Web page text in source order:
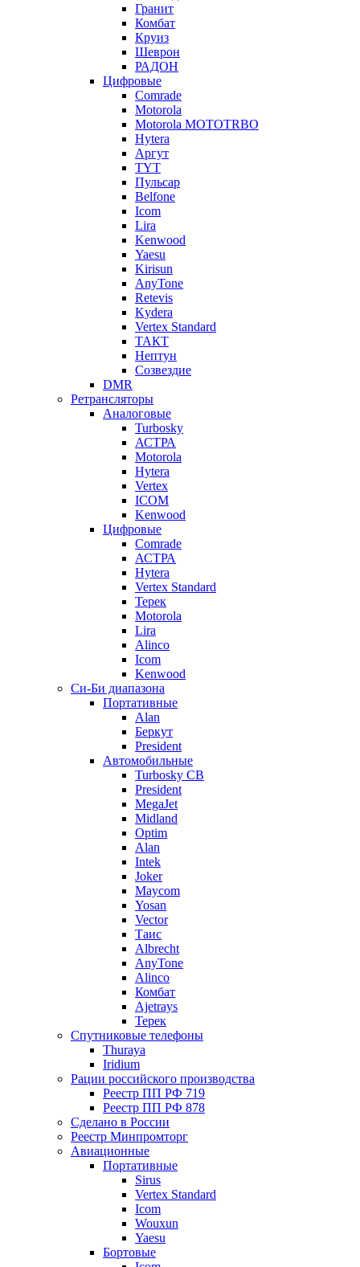
Гранит
Комбат
Круиз
Шеврон
РАДОН
Цифровые
Comrade
Motorola
Motorola MOTOTRBO
Hytera
Аргут
TYT
Пульсар
Belfone
Icom
Lira
Kenwood
Yaesu
Kirisun
AnyTone
Retevis
Kydera
Vertex Standard
ТАКТ
Нептун
Созвездие
DMR
Ретрансляторы
Аналоговые
Turbosky
АСТРА
Motorola
Hytera
Vertex
ICOM
Kenwood
Цифровые
Comrade
АСТРА
Hytera
Vertex Standard
Терек
Motorola
Lira
Alinco
Icom
Kenwood
Си-Би диапазона
Портативные
Alan
Беркут
President
Автомобильные
Turbosky CB
President
MegaJet
Midland
Optim
Alan
Intek
Joker
Maycom
Yosan
Vector
Таис
Albrecht
AnyTone
Alinco
Комбат
Ajetrays
Терек
Спутниковые телефоны
Thuraya
Iridium
Рации российского производства
Реестр ПП РФ 719
Реестр ПП РФ 878
Сделано в России
Реестр Минпромторг
Авиационные
Портативные
Sirus
Vertex Standard
Icom
Wouxun
Yaesu
Бортовые